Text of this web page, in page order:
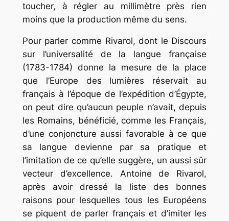
toucher, à régler au millimètre près rien
moins que la production même du sens.
Pour parler comme Rivarol, dont le Discours
sur l’universalité de la langue française
(1783-1784) donne la mesure de la place
que l’Europe des lumières réservait au
français à l’époque de l’expédition d’Égypte,
on peut dire qu’aucun peuple n’avait, depuis
les Romains, bénéficié, comme les Français,
d’une conjoncture aussi favorable à ce que
sa langue devienne par sa pratique et
l’imitation de ce qu’elle suggère, un aussi sûr
vecteur d’excellence. Antoine de Rivarol,
après avoir dressé la liste des bonnes
raisons pour lesquelles tous les Européens
se piquent de parler français et d’imiter les